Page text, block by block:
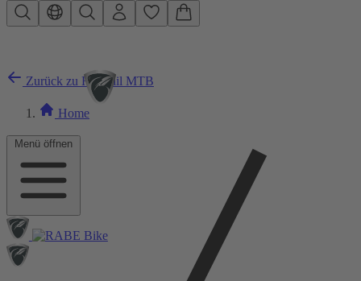
Zum Hauptinhalt springen
Menü öffnen
Zurück zu Hardtail MTB
Home